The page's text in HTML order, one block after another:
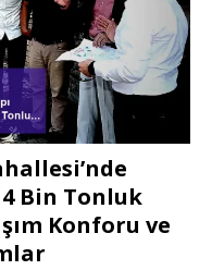
Bin Tonluk
Konforu ve